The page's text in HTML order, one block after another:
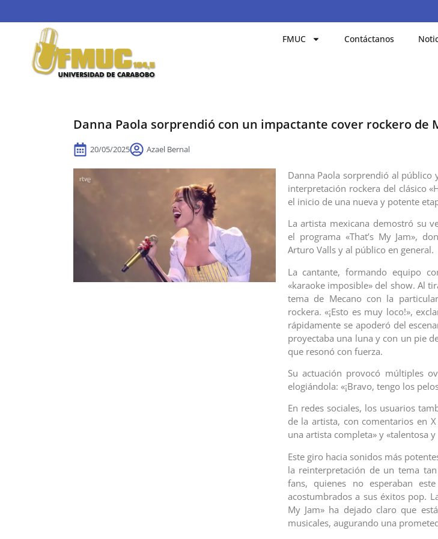
FMUC Contáctanos
Danna Paola sorprendió con un impactante cover rockero de
20/05/2025 Azael Bernal
Danna Paola sorprendió al público
interpretación rockera del clásico
el inicio de una nueva y potente
La artista mexicana demostró su
el programa «That’s My Jam»,
Arturo Valls y al público en general.
La cantante, formando equipo
«karaoke imposible» del show. Al
tema de Mecano con la
rockera. «¡Esto es muy loco!»,
rápidamente se apoderó del
proyectaba una luna y con un pie
que resonó con fuerza.
Su actuación provocó múltiples
elogiándola: «¡Bravo, tengo los
En redes sociales, los usuarios
de la artista, con comentarios en
una artista completa» y «talentosa y
Este giro hacia sonidos más
la reinterpretación de un tema
fans, quienes no esperaban
acostumbrados a sus éxitos pop.
My Jam» ha dejado claro que
musicales, augurando una